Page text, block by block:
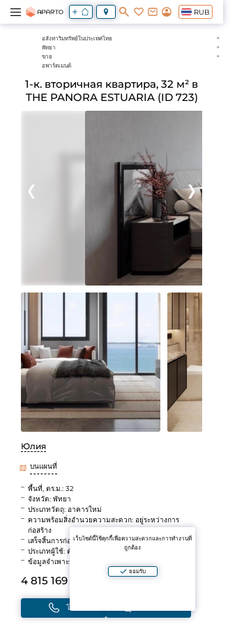
RUB
อสังหาริมทรัพย์ในประเทศไทย
พัทยา
ขาย
อพาร์ตเมนต์
1-к. вторичная квартира, 32 м² в
THE PANORA ESTUARIA (ID 723)
Юлия
บนแผนที่
พื้นที่, ตร.ม.: 32
จังหวัด: พัทยา
ประเภทวัตถุ: อาคารใหม่
ความพร้อมสิ่งอำนวยความสะดวก: อยู่ระหว่างการ
ก่อสร้าง
เสร็จสิ้นการก่อสร้าง: 2026
ประเภทผู้ใช้: ตัวแทน
ข้อมูลจำเพาะ: เดินไปทะเลได้
4 815 169 B (~11 918 735 ₽)
โทร
เว็บไซต์นี้ใช้คุกกี้เพื่อความสะดวกและการทำงานที่
ถูกต้อง
ยอมรับ